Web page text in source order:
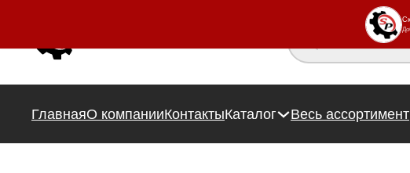
Поиск товаров
ГлавнаяО компанииКонтактыКаталог Весь ассортимент